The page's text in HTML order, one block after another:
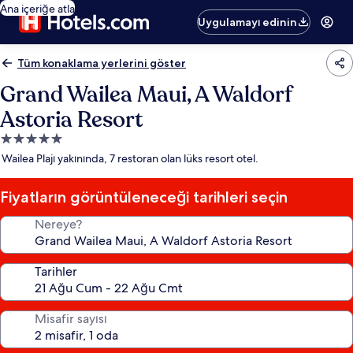
Ana içeriğe atla
Uygulamayı edinin
Tüm konaklama yerlerini göster
Grand Wailea Maui, A Waldorf
Astoria Resort
5.0
yıldızlı
yeri
Wailea Plajı yakınında, 7 restoran olan lüks resort otel.
Fiyatların görüntüleneceği tarihleri seçin
Nereye?
Tarihler
Misafir sayısı